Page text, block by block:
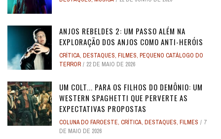
ANJOS REBELDES 2: UM PASSO ALÉM NA
EXPLORAÇÃO DOS ANJOS COMO ANTI-HERÓIS
CRÍTICA, DESTAQUES, FILMES, PEQUENO CATÁLOGO DO
TERROR
22 DE MAIO DE 2026
UM COLT... PARA OS FILHOS DO DEMÔNIO: UM
WESTERN SPAGHETTI QUE PERVERTE AS
EXPECTATIVAS PROPOSTAS
COLUNA DO FAROESTE, CRÍTICA, DESTAQUES, FILMES
7
DE MAIO DE 2026